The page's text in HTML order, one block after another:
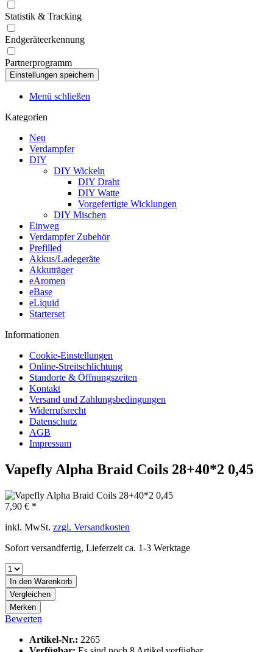
Statistik & Tracking
Endgeräteerkennung
Partnerprogramm
Menü schließen
Kategorien
Neu
Verdampfer
DIY
DIY Wickeln
DIY Draht
DIY Watte
Vorgefertigte Wicklungen
DIY Mischen
Einweg
Verdampfer Zubehör
Prefilled
Akkus/Ladegeräte
Akkuträger
eAromen
eBase
eLiquid
Starterset
Informationen
Cookie-Einstellungen
Online-Streitschlichtung
Standorte & Öffnungszeiten
Kontakt
Versand und Zahlungsbedingungen
Widerrufsrecht
Datenschutz
AGB
Impressum
Vapefly Alpha Braid Coils 28+40*2 0,45
7,90 € *
inkl. MwSt. zzgl. Versandkosten
Sofort versandfertig, Lieferzeit ca. 1-3 Werktage
In den Warenkorb
Vergleichen
Merken
Bewerten
Artikel-Nr.: 2265